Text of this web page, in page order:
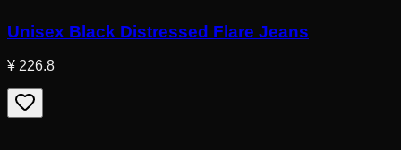
Unisex Black Distressed Flare Jeans
¥ 226.8